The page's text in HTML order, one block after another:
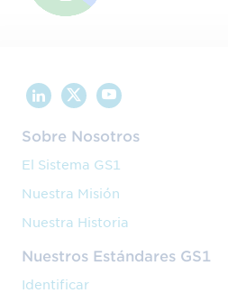
Sobre Nosotros
El Sistema GS1
Nuestra Misión
Nuestra Historia
Nuestros Estándares GS1
Identificar